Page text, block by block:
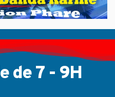
de 7 - 9H